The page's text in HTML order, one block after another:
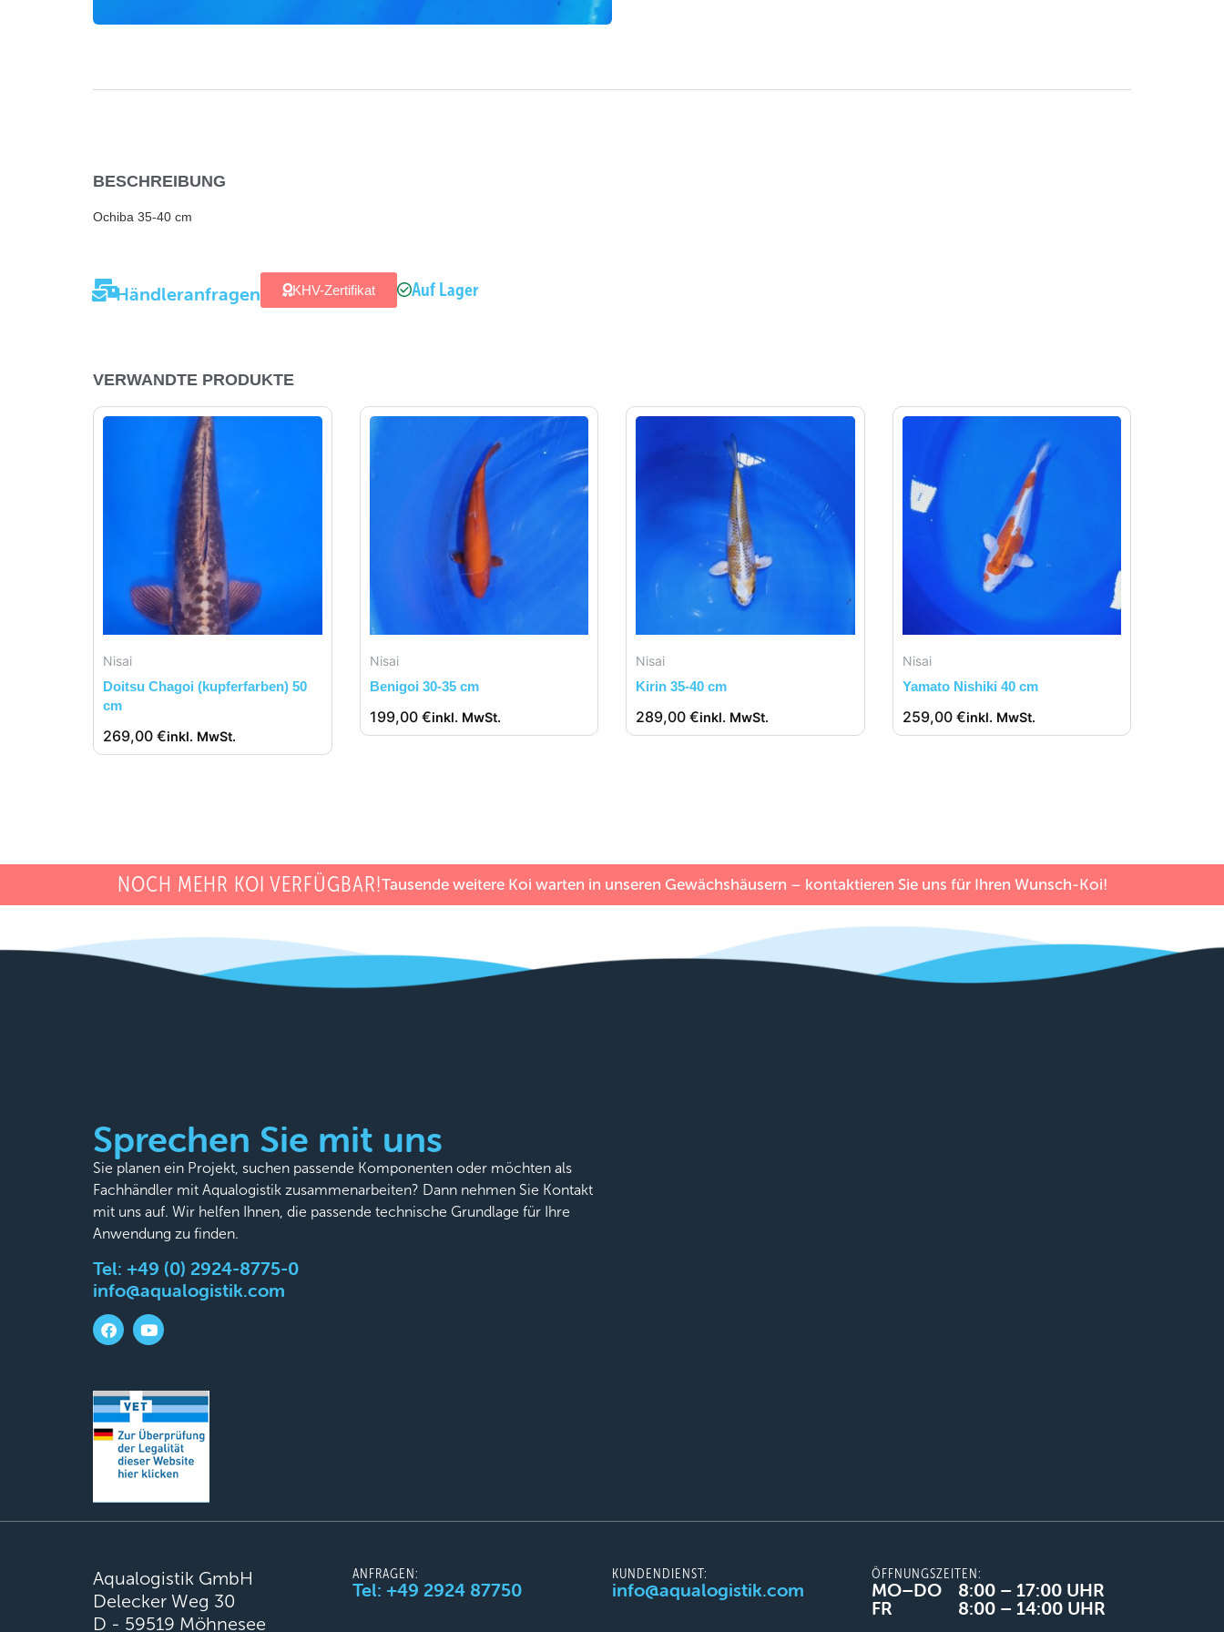
BESCHREIBUNG
Ochiba 35-40 cm
Händleranfragen KHV-Zertifikat Auf Lager
VERWANDTE PRODUKTE
Nisai
Doitsu Chagoi (kupferfarben) 50
cm
269,00 €inkl. MwSt.
Nisai
Benigoi 30-35 cm
199,00 €inkl. MwSt.
Nisai
Kirin 35-40 cm
289,00 €inkl. MwSt.
Nisai
Yamato Nishiki 40 cm
259,00 €inkl. MwSt.
NOCH MEHR KOI VERFÜGBAR!Tausende weitere Koi warten in unseren Gewächshäusern – kontaktieren Sie uns für Ihren Wunsch-Koi!
Sprechen Sie mit uns
Sie planen ein Projekt, suchen passende Komponenten oder möchten als
Fachhändler mit Aqualogistik zusammenarbeiten? Dann nehmen Sie Kontakt
mit uns auf. Wir helfen Ihnen, die passende technische Grundlage für Ihre
Anwendung zu finden.
Tel: +49 (0) 2924-8775-0
info@aqualogistik.com
Aqualogistik GmbH
Delecker Weg 30
D - 59519 Möhnesee
ANFRAGEN:
Tel: +49 2924 87750
KUNDENDIENST:
info@aqualogistik.com
ÖFFNUNGSZEITEN:
MO–DO
8:00 – 17:00 UHR
FR
8:00 – 14:00 UHR